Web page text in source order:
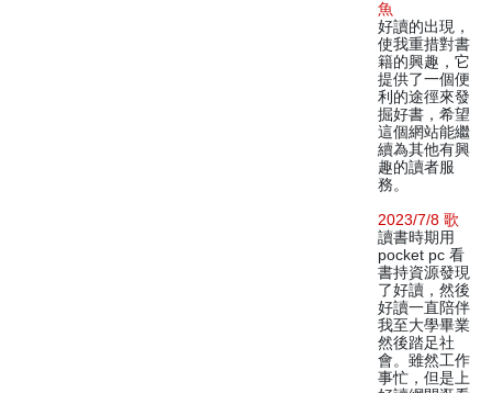
魚
好讀的出現，
使我重措對書
籍的興趣，它
提供了一個便
利的途徑來發
掘好書，希望
這個網站能繼
續為其他有興
趣的讀者服
務。
2023/7/8 歌
讀書時期用
pocket pc 看
書持資源發現
了好讀，然後
好讀一直陪伴
我至大學畢業
然後踏足社
會。雖然工作
事忙，但是上